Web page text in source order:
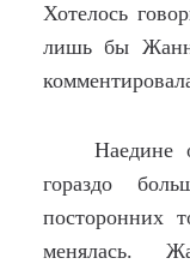
Хотелось
лишь бы
Наедине
гораздо
посторонних
менялась.